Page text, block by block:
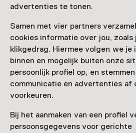
advertenties te tonen.
Samen met vier partners
cookies informatie over jou, zoals
klikgedrag. Hiermee volgen we
binnen en mogelijk buiten onze
persoonlijk profiel op, en
communicatie en advertenties af
voorkeuren.
Bij het aanmaken van een profiel
persoonsgegevens voor gerichte
Nog meer